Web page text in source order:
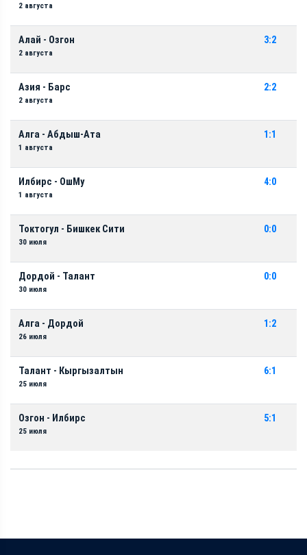
2 августа
Алай - Озгон
2 августа
3:2
Азия - Барс
2 августа
2:2
Алга - Абдыш-Ата
1 августа
1:1
Илбирс - ОшМу
1 августа
4:0
Токтогул - Бишкек Сити
30 июля
0:0
Дордой - Талант
30 июля
0:0
Алга - Дордой
26 июля
1:2
Талант - Кыргызалтын
25 июля
6:1
Озгон - Илбирс
25 июля
5:1